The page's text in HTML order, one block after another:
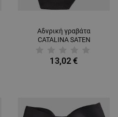
Αδνρική γραβάτα
CATALINA SATEN
13,02 €